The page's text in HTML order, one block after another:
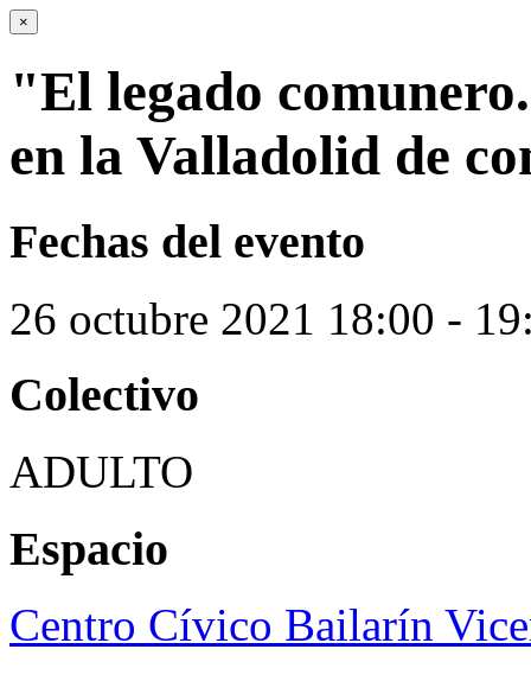
×
"El legado
en la Valladolid de
Fechas del evento
26 octubre 2021 18:00 -
Colectivo
ADULTO
Espacio
Centro Cívico Bailarín